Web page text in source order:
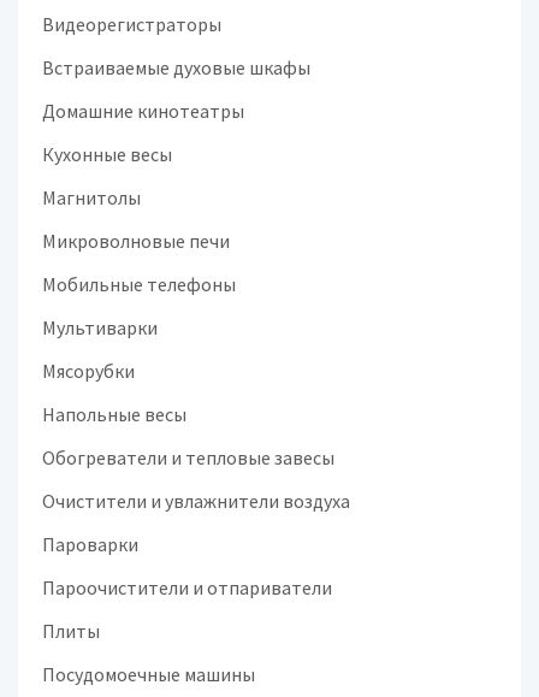
Видеорегистраторы
Встраиваемые духовые шкафы
Домашние кинотеатры
Кухонные весы
Магнитолы
Микроволновые печи
Мобильные телефоны
Мультиварки
Мясорубки
Напольные весы
Обогреватели и тепловые завесы
Очистители и увлажнители воздуха
Пароварки
Пароочистители и отпариватели
Плиты
Посудомоечные машины